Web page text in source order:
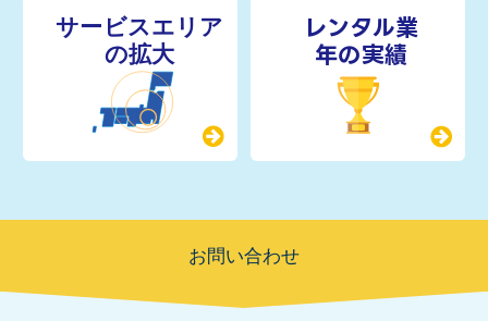
レンタル業
年の実績
お問い合わせ